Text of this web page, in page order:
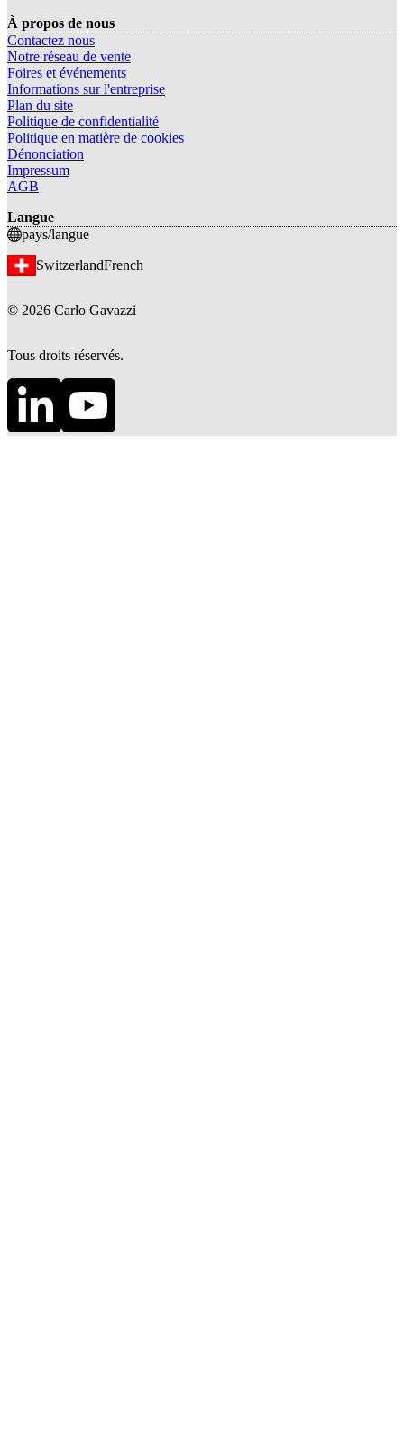
À propos de nous
Contactez nous
Notre réseau de vente
Foires et événements
Informations sur l'entreprise
Plan du site
Politique de confidentialité
Politique en matière de cookies
Dénonciation
Impressum
AGB
Langue
pays/langue
SwitzerlandFrench
© 2026 Carlo Gavazzi
Tous droits réservés.